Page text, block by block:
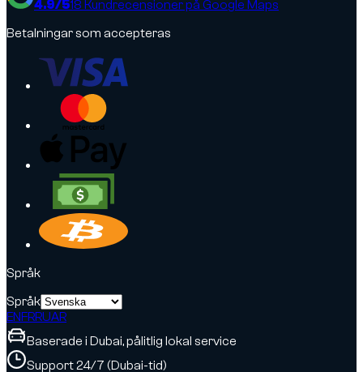
4.9/518 Kundrecensioner på Google Maps
Betalningar som accepteras
Språk
Språk
ENFRRUAR
Baserade i Dubai, pålitlig lokal service
Support 24/7 (Dubai-tid)